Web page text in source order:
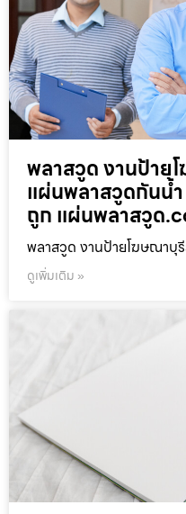
พลาสวูด งานป้าย
แผ่นพลาสวูดกันน้
ถูก แผ่นพลาสวูด
พลาสวูด งานป้ายโฆษณาบุ
ดูเพิ่มเติม »